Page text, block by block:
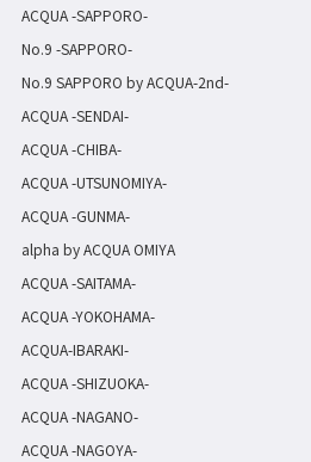
ACQUA -SAPPORO-
No.9 -SAPPORO-
No.9 SAPPORO by ACQUA-2nd-
ACQUA -SENDAI-
ACQUA -CHIBA-
ACQUA -UTSUNOMIYA-
ACQUA -GUNMA-
alpha by ACQUA OMIYA
ACQUA -SAITAMA-
ACQUA -YOKOHAMA-
ACQUA-IBARAKI-
ACQUA -SHIZUOKA-
ACQUA -NAGANO-
ACQUA -NAGOYA-